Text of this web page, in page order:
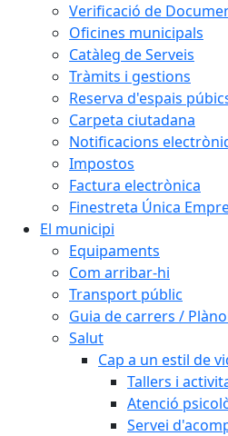
Verificació de
Oficines municipals
Catàleg de Serveis
Tràmits i gestions
Reserva d'espais
Carpeta ciutadana
Notificacions
Impostos
Factura electrònica
Finestreta Única
El municipi
Equipaments
Com arribar-hi
Transport públic
Guia de carrers /
Salut
Cap a un estil de
Tallers i
Atenció
Servei